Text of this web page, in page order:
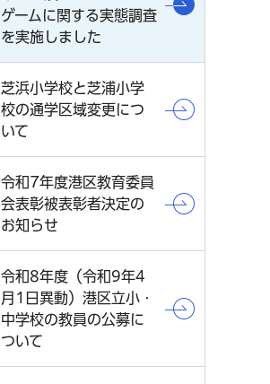
ゲームに関する実態調査
を実施しました
芝浜小学校と芝浦小学
校の通学区域変更につ
いて
令和7年度港区教育委員
会表彰被表彰者決定の
お知らせ
令和8年度（令和9年4
月1日異動）港区立小・
中学校の教員の公募に
ついて